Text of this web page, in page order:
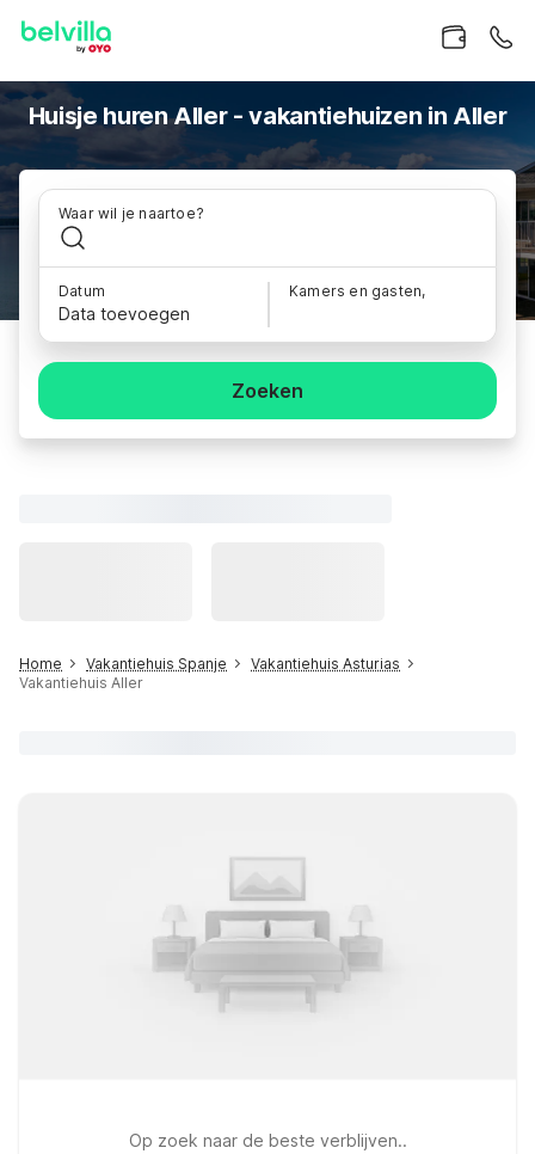
Huisje huren Aller - vakantiehuizen in Aller
Waar wil je naartoe?
Datum
Data toevoegen
Kamers en gasten,
Zoeken
Home Vakantiehuis Spanje
Vakantiehuis Asturias
Vakantiehuis Aller
Op zoek naar de beste verblijven..